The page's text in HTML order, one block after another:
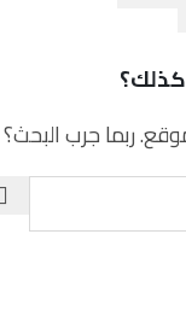
ربما جرب البحث؟